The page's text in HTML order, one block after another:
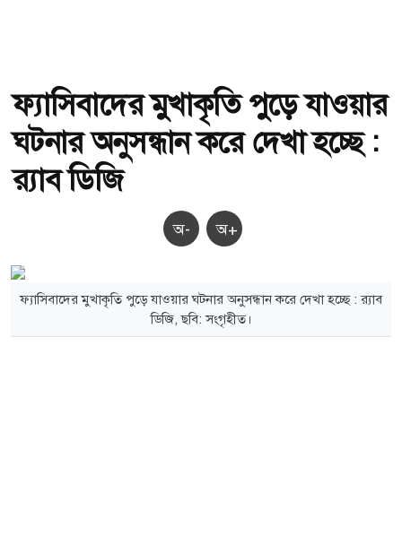
ফ্যাসিবাদের মুখাকৃতি পুড়ে যাওয়ার
ঘটনার অনুসন্ধান করে দেখা হচ্ছে :
র‌্যাব ডিজি
অ- অ+
ফ্যাসিবাদের মুখাকৃতি পুড়ে যাওয়ার ঘটনার অনুসন্ধান করে দেখা হচ্ছে : র‌্যাব
ডিজি, ছবি: সংগৃহীত।